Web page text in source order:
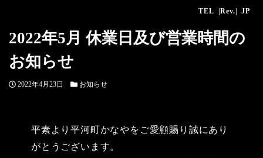
TEL |Rev.| JP
2022年5月 休業日及び営業時間の
お知らせ
投
2022年4月23日
カ
リ
ー
お知らせ
平素より平河町かなやをご愛顧賜り誠にあり
がとうございます。